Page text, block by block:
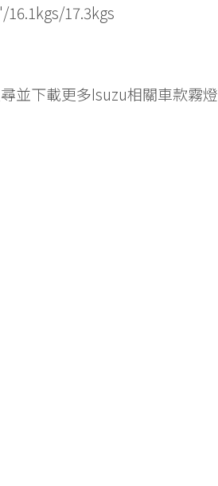
16.1kgs/17.3kgs
並下載更多Isuzu相關車款霧燈